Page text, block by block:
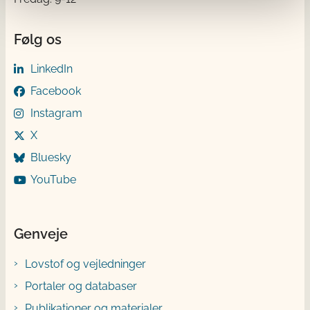
Følg os
LinkedIn
Facebook
Instagram
X
Bluesky
YouTube
Genveje
Lovstof og vejledninger
Portaler og databaser